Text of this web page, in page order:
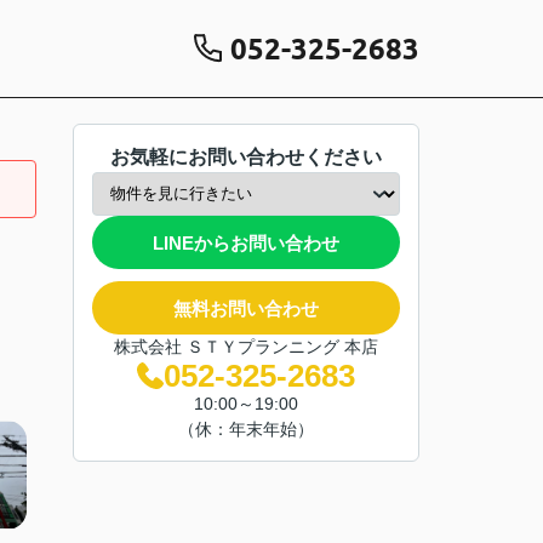
052-325-2683
お気軽にお問い合わせください
LINEからお問い合わせ
無料お問い合わせ
株式会社 ＳＴＹプランニング 本店
052-325-2683
10:00～19:00
（休：年末年始）